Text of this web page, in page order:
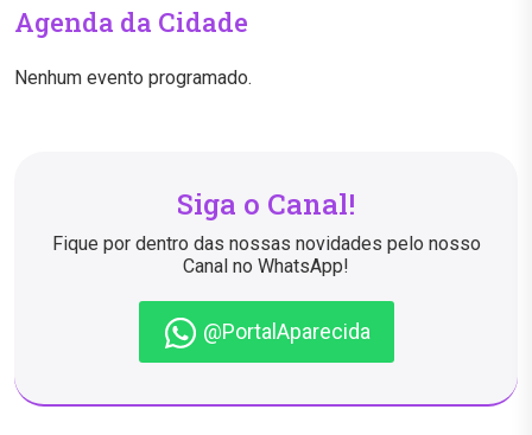
Agenda da Cidade
Nenhum evento programado.
Siga o Canal!
Fique por dentro das nossas novidades pelo nosso
Canal no WhatsApp!
@PortalAparecida